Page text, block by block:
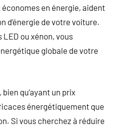
en énergie, aident
d’énergie de votre voiture.
ou xénon, vous
globale de votre
qu’ayant un prix
énergétiquement que
Si vous cherchez à réduire